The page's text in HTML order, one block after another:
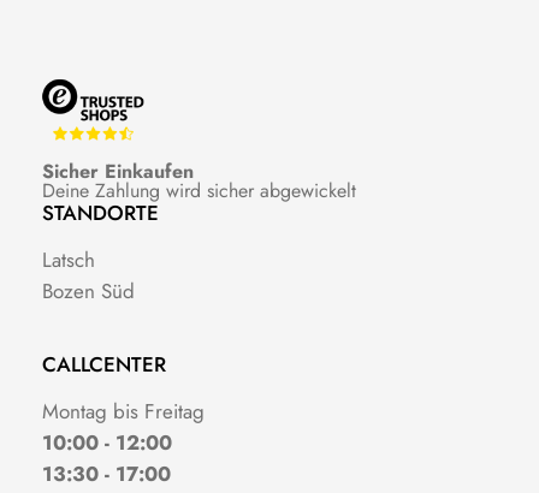
Sicher Einkaufen
Deine Zahlung wird sicher abgewickelt
STANDORTE
Latsch
Bozen Süd
CALLCENTER
Montag bis Freitag
10:00 - 12:00
13:30 - 17:00